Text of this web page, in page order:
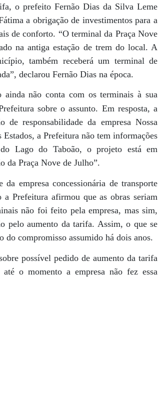
o prefeito Fernão Dias da Silva Leme
a obrigação de investimentos para a
de conforto. “O terminal da Praça Nove
na antiga estação de trem do local. A
também receberá um terminal de
declarou Fernão Dias na época.
não conta com os terminais à sua
sobre o assunto. Em resposta, a
responsabilidade da empresa Nossa
a Prefeitura não tem informações
Lago do Taboão, o projeto está em
da Praça Nove de Julho”.
empresa concessionária de transporte
Prefeitura afirmou que as obras seriam
não foi feito pela empresa, mas sim,
pelo aumento da tarifa. Assim, o que se
do compromisso assumido há dois anos.
possível pedido de aumento da tarifa
o momento a empresa não fez essa